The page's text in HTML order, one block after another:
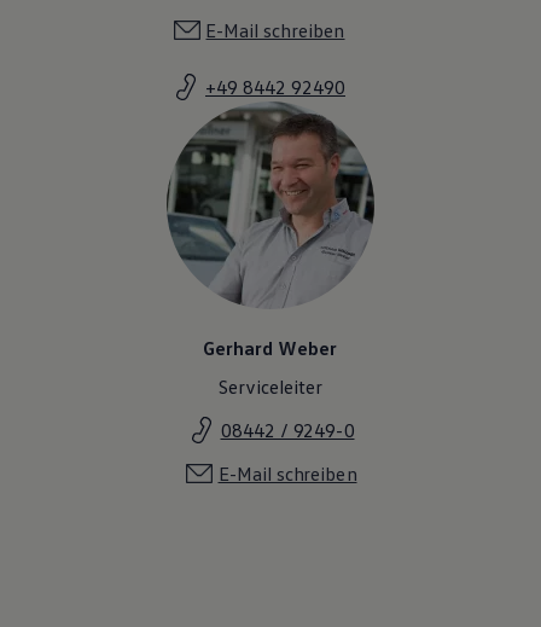
E-Mail schreiben
+49 8442 92490
Gerhard Weber
Serviceleiter
08442 / 9249-0
E-Mail schreiben